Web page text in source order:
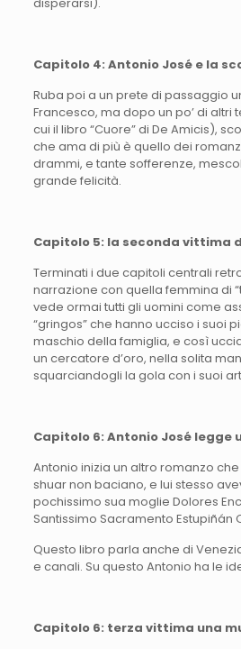
disperarsi).
Capitolo 4: Antonio José e la
Ruba poi a un prete di passaggio
Francesco, ma dopo un po’ di altri
cui il libro “Cuore” di De Amicis),
che ama di più è quello dei
drammi, e tante sofferenze,
grande felicità.
Capitolo 5: la seconda vittima
Terminati i due capitoli centrali
narrazione con quella femmina di
vede ormai tutti gli uomini come
“gringos” che hanno ucciso i suoi
maschio della famiglia, e così
un cercatore d’oro, nella solita
squarciandogli la gola con i suoi
Capitolo 6: Antonio José legge
Antonio inizia un altro romanzo
shuar non baciano, e lui stesso
pochissimo sua moglie Dolores
Santissimo Sacramento Estupiñán
Questo libro parla anche di
e canali. Su questo Antonio ha le
Capitolo 6: terza vittima una